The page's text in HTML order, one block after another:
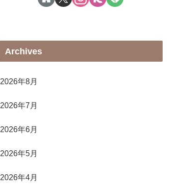
Archives
2026年8月
2026年7月
2026年6月
2026年5月
2026年4月